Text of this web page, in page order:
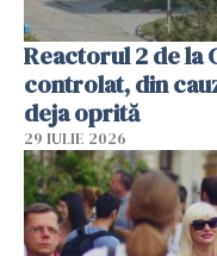
Reactorul 2 de la
controlat, din
deja oprită
29 IULIE 2026